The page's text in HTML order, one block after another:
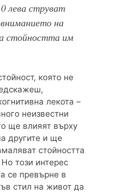
лева струват
на
стойността им
която не
лекота –
неизвестни
ще влияят върху
другите и ще
стойността
този интерес
се превърне в
стил на живот да